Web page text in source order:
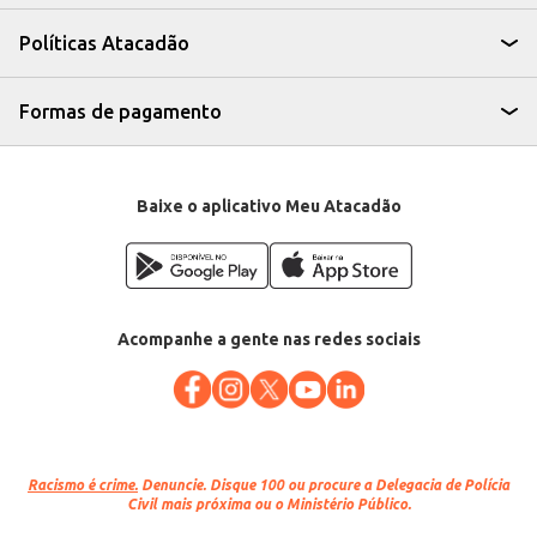
com a necessidade. Sua qualidade e sabor consistente garantem satisfação
tanto para o consumidor final quanto para o estabelecimento comercial
que o oferece.
Categoria: Lombo
Políticas Atacadão
Formas de pagamento
Baixe o aplicativo Meu Atacadão
Acompanhe a gente nas redes sociais
Racismo é crime. Denuncie. Disque 100 ou procure a Delegacia de Polícia
Civil mais próxima ou o Ministério Público.